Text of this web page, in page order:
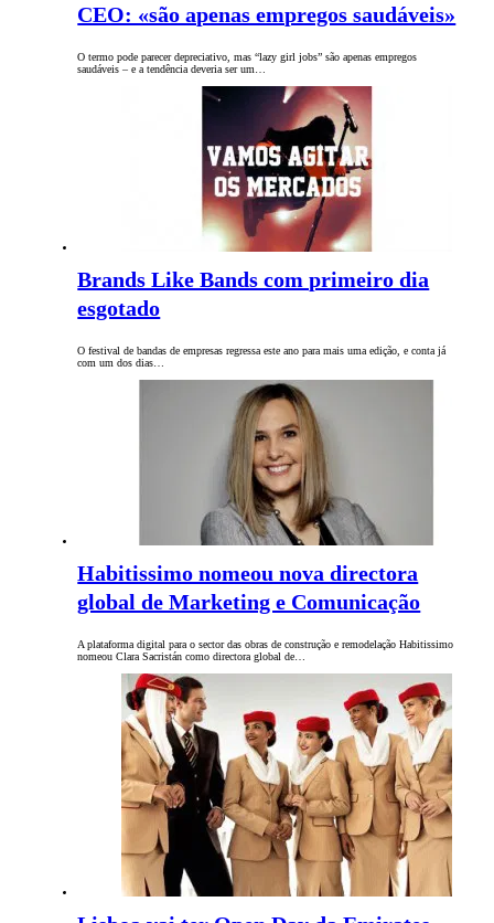
CEO: «são apenas empregos saudáveis»
O termo pode parecer depreciativo, mas “lazy girl jobs” são apenas empregos
saudáveis – e a tendência deveria ser um…
Brands Like Bands com primeiro dia
esgotado
O festival de bandas de empresas regressa este ano para mais uma edição, e conta já
com um dos dias…
Habitissimo nomeou nova directora
global de Marketing e Comunicação
A plataforma digital para o sector das obras de construção e remodelação Habitissimo
nomeou Clara Sacristán como directora global de…